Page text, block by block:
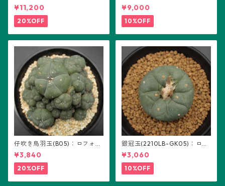
り：ギムノカリキウム属 ※実
生
¥11,200
20%OFF
(B01)
¥9,000
10%OFF
仔吹き烏羽玉(B05)：ロフォフ
ォラ属
¥3,840
20%OFF
銀冠玉(2210LB-GK05)：ロフ
ォフォラ属 ※実生
¥3,060
10%OFF